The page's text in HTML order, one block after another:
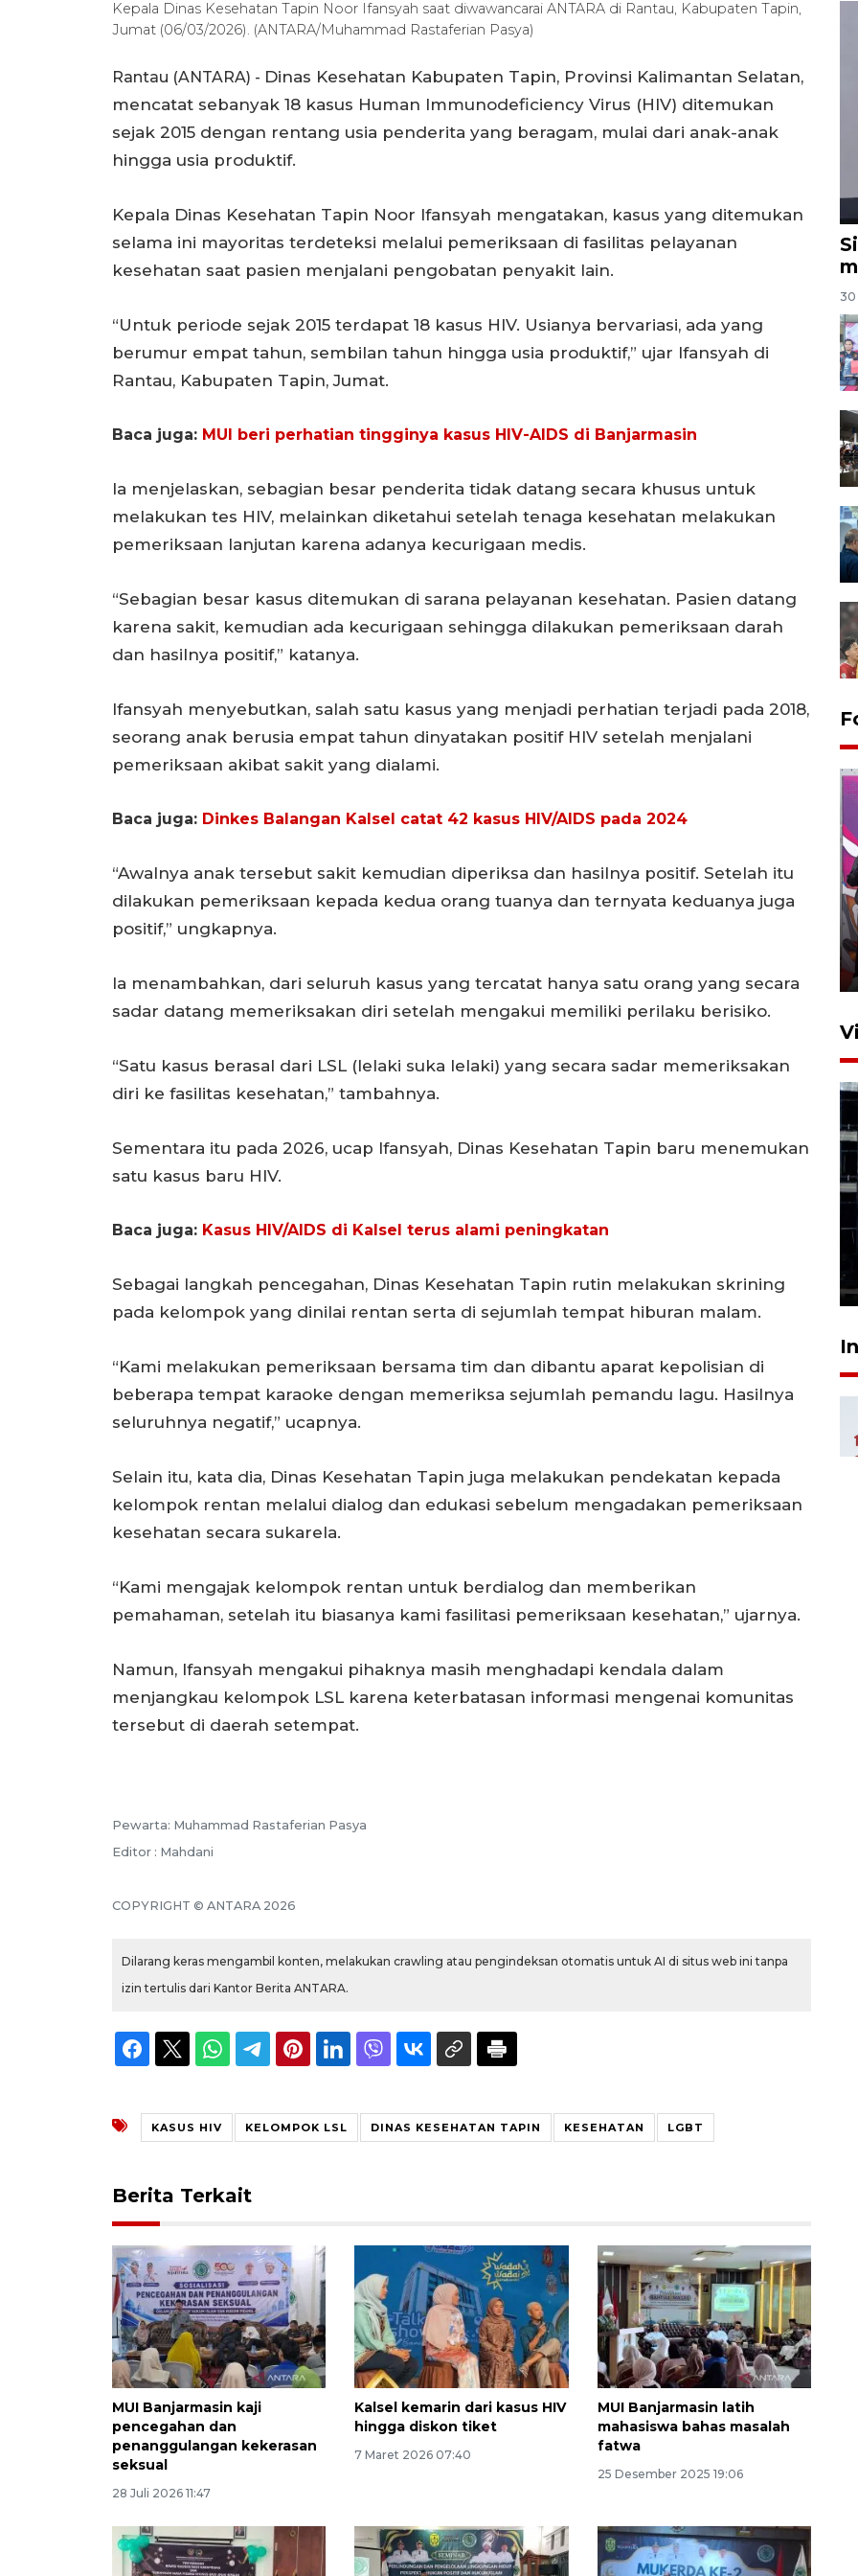
Kepala Dinas Kesehatan Tapin Noor Ifansyah saat diwawancarai ANTARA di Rantau, Kabupaten Tapin,
Jumat (06/03/2026). (ANTARA/Muhammad Rastaferian Pasya)
Rantau (ANTARA) - Dinas Kesehatan Kabupaten Tapin, Provinsi Kalimantan Selatan,
mencatat sebanyak 18 kasus Human Immunodeficiency Virus (HIV) ditemukan
sejak 2015 dengan rentang usia penderita yang beragam, mulai dari anak-anak
hingga usia produktif.
Kepala Dinas Kesehatan Tapin Noor Ifansyah mengatakan, kasus yang ditemukan
selama ini mayoritas terdeteksi melalui pemeriksaan di fasilitas pelayanan
kesehatan saat pasien menjalani pengobatan penyakit lain.
“Untuk periode sejak 2015 terdapat 18 kasus HIV. Usianya bervariasi, ada yang
berumur empat tahun, sembilan tahun hingga usia produktif,” ujar Ifansyah di
Rantau, Kabupaten Tapin, Jumat.
Baca juga: MUI beri perhatian tingginya kasus HIV-AIDS di Banjarmasin
Ia menjelaskan, sebagian besar penderita tidak datang secara khusus untuk
melakukan tes HIV, melainkan diketahui setelah tenaga kesehatan melakukan
pemeriksaan lanjutan karena adanya kecurigaan medis.
“Sebagian besar kasus ditemukan di sarana pelayanan kesehatan. Pasien datang
karena sakit, kemudian ada kecurigaan sehingga dilakukan pemeriksaan darah
dan hasilnya positif,” katanya.
Ifansyah menyebutkan, salah satu kasus yang menjadi perhatian terjadi pada 2018,
seorang anak berusia empat tahun dinyatakan positif HIV setelah menjalani
pemeriksaan akibat sakit yang dialami.
Baca juga: Dinkes Balangan Kalsel catat 42 kasus HIV/AIDS pada 2024
“Awalnya anak tersebut sakit kemudian diperiksa dan hasilnya positif. Setelah itu
dilakukan pemeriksaan kepada kedua orang tuanya dan ternyata keduanya juga
positif,” ungkapnya.
Ia menambahkan, dari seluruh kasus yang tercatat hanya satu orang yang secara
sadar datang memeriksakan diri setelah mengakui memiliki perilaku berisiko.
“Satu kasus berasal dari LSL (lelaki suka lelaki) yang secara sadar memeriksakan
diri ke fasilitas kesehatan,” tambahnya.
Sementara itu pada 2026, ucap Ifansyah, Dinas Kesehatan Tapin baru menemukan
satu kasus baru HIV.
Baca juga: Kasus HIV/AIDS di Kalsel terus alami peningkatan
Sebagai langkah pencegahan, Dinas Kesehatan Tapin rutin melakukan skrining
pada kelompok yang dinilai rentan serta di sejumlah tempat hiburan malam.
“Kami melakukan pemeriksaan bersama tim dan dibantu aparat kepolisian di
beberapa tempat karaoke dengan memeriksa sejumlah pemandu lagu. Hasilnya
seluruhnya negatif,” ucapnya.
Selain itu, kata dia, Dinas Kesehatan Tapin juga melakukan pendekatan kepada
kelompok rentan melalui dialog dan edukasi sebelum mengadakan pemeriksaan
kesehatan secara sukarela.
“Kami mengajak kelompok rentan untuk berdialog dan memberikan
pemahaman, setelah itu biasanya kami fasilitasi pemeriksaan kesehatan,” ujarnya.
Namun, Ifansyah mengakui pihaknya masih menghadapi kendala dalam
menjangkau kelompok LSL karena keterbatasan informasi mengenai komunitas
tersebut di daerah setempat.
Pewarta: Muhammad Rastaferian Pasya
Editor : Mahdani
COPYRIGHT © ANTARA 2026
Dilarang keras mengambil konten, melakukan crawling atau pengindeksan otomatis untuk AI di situs web ini tanpa
izin tertulis dari Kantor Berita ANTARA.
KASUS HIV KELOMPOK LSL DINAS KESEHATAN TAPIN KESEHATAN LGBT
Berita Terkait
MUI Banjarmasin kaji
pencegahan dan
penanggulangan kekerasan
seksual
28 Juli 2026 11:47
Kalsel kemarin dari kasus HIV
hingga diskon tiket
7 Maret 2026 07:40
MUI Banjarmasin latih
mahasiswa bahas masalah
fatwa
25 Desember 2025 19:06
30
Ketua DPRD Syahrial hadiri
Pendidikan Kesetaraan
30 Juli 2026 17:51
tumbuh 5,29 persen